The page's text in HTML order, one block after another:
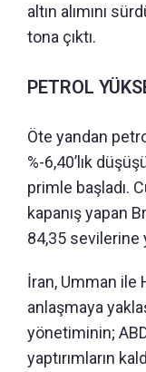
altın alımını
tona çıktı.
PETROL
Öte yandan
%-6,40’lık
primle başladı.
kapanış yapan
84,35 sevilerine
İran, Umman ile
anlaşmaya
yönetiminin;
yaptırımların